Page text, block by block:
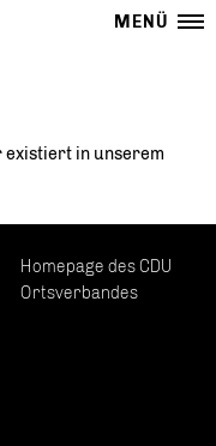
MENÜ
existiert in unserem
Homepage des CDU
Ortsverbandes